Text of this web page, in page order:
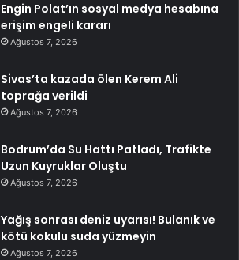
Engin Polat’ın sosyal medya hesabına
erişim engeli kararı
Ağustos 7, 2026
Sivas’ta kazada ölen Kerem Ali
toprağa verildi
Ağustos 7, 2026
Bodrum’da Su Hattı Patladı, Trafikte
Uzun Kuyruklar Oluştu
Ağustos 7, 2026
Yağış sonrası deniz uyarısı! Bulanık ve
kötü kokulu suda yüzmeyin
Ağustos 7, 2026